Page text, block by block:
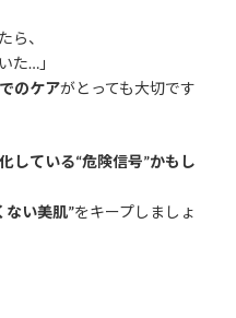
ら、
た…」
のケアがとっても大切です
している“危険信号”かもし
ない美肌”をキープしましょ